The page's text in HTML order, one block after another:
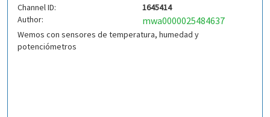
Channel ID:
1645414
Author:
mwa0000025484637
Wemos con sensores de temperatura, humedad y
potenciómetros